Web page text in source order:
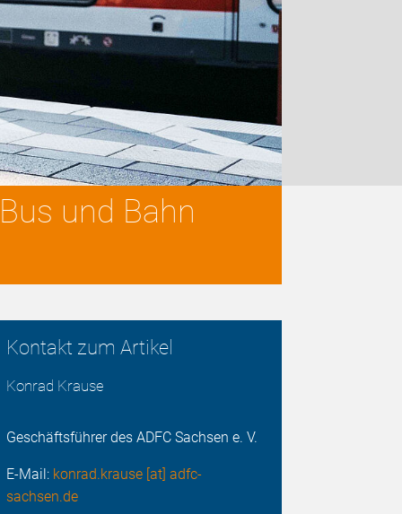
und Bahn
Kontakt zum Artikel
Konrad Krause
Geschäftsführer des ADFC Sachsen e. V.
E-Mail: konrad.krause [at] adfc-
sachsen.de